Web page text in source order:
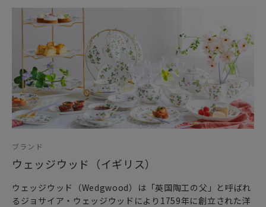
特別な記念日に心を込めた上品な贈り物、お祝いのギフトや
プレゼントとしてだけでなく
頑張った自分へのご褒美としても最適です。
ブランド
ウェッジウッド（イギリス）
ウェッジウッド（Wedgwood）は「英国陶工の父」と呼ばれ
るジョサイア・ウェッジウッドにより1759年に創立された洋